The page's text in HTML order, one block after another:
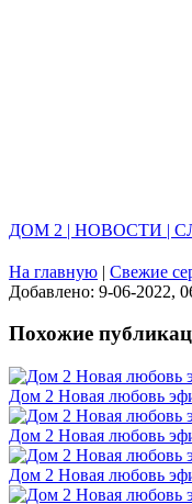
ДОМ 2 | НОВОСТИ |
На главную | Свежие
Добавлено: 9-06-2022,
Похожие
Дом 2 Новая любовь
Дом 2 Новая любовь
Дом 2 Новая любовь